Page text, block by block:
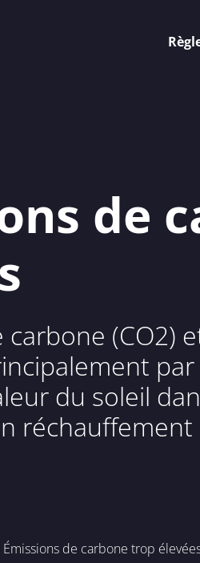
de
carbone (CO2)
du soleil
réchauffement
Émissions de carbone trop